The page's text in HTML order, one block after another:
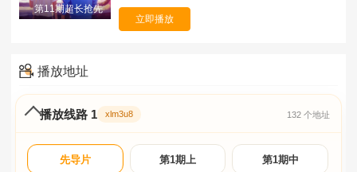
第11期超长抢先
立即播放
播放地址
播放线路 1 xlm3u8 132 个地址
先导片 第1期上 第1期中